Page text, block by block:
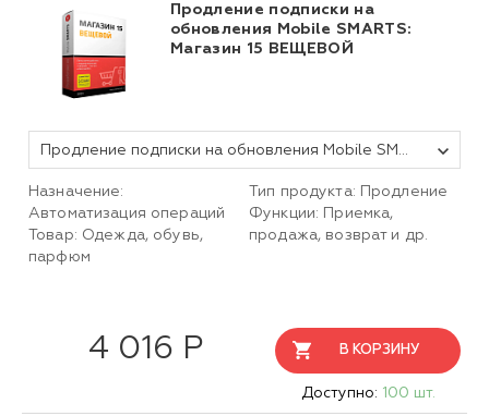
Продление подписки на
обновления Mobile SMARTS:
Магазин 15 ВЕЩЕВОЙ
Продление подписки на обновления Mobile SMARTS Магазин 15 ВЕЩЕВОЙ, БАЗОВЫЙ для любой поддерживаемой конфигурации 1С на 1 (один) год
Назначение:
Автоматизация операций
Товар: Одежда, обувь,
парфюм
Тип продукта: Продление
Функции: Приемка,
продажа, возврат и др.
4 016 Р В КОРЗИНУ
Доступно: 100 шт.